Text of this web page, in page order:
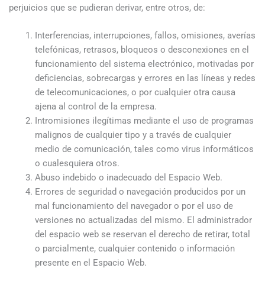
perjuicios que se pudieran derivar, entre otros, de:
Interferencias, interrupciones, fallos, omisiones, averías
telefónicas, retrasos, bloqueos o desconexiones en el
funcionamiento del sistema electrónico, motivadas por
deficiencias, sobrecargas y errores en las líneas y redes
de telecomunicaciones, o por cualquier otra causa
ajena al control de la empresa.
Intromisiones ilegítimas mediante el uso de programas
malignos de cualquier tipo y a través de cualquier
medio de comunicación, tales como virus informáticos
o cualesquiera otros.
Abuso indebido o inadecuado del Espacio Web.
Errores de seguridad o navegación producidos por un
mal funcionamiento del navegador o por el uso de
versiones no actualizadas del mismo. El administrador
del espacio web se reservan el derecho de retirar, total
o parcialmente, cualquier contenido o información
presente en el Espacio Web.